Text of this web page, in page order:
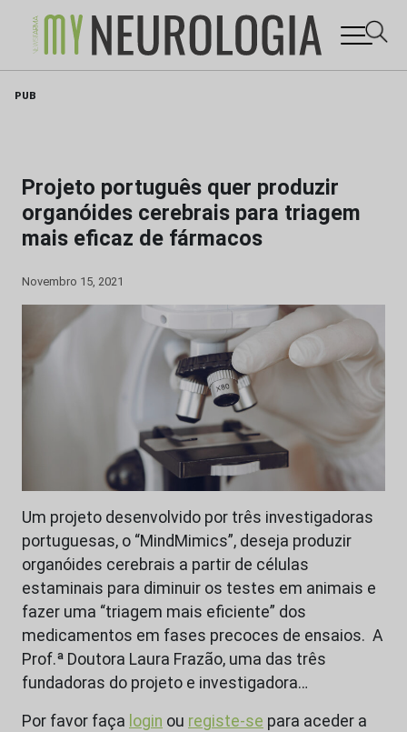
PUB
Projeto português quer produzir
organóides cerebrais para triagem
mais eficaz de fármacos
Novembro 15, 2021
Um projeto desenvolvido por três investigadoras
portuguesas, o “MindMimics”, deseja produzir
organóides cerebrais a partir de células
estaminais para diminuir os testes em animais e
fazer uma “triagem mais eficiente” dos
medicamentos em fases precoces de ensaios. A
Prof.ª Doutora Laura Frazão, uma das três
fundadoras do projeto e investigadora…
Por favor faça login ou registe-se para aceder a